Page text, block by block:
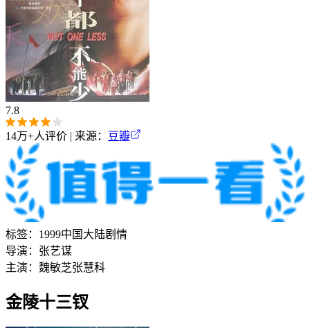
7.8
14万+人评价 | 来源： 豆瓣
标签： 1999中国大陆剧情
导演： 张艺谋
主演： 魏敏芝张慧科
金陵十三钗